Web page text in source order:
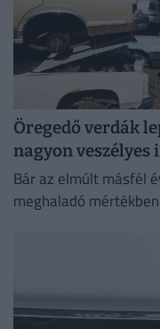
Öregedő verdák
nagyon veszélyes
Bár az elmúlt másfél
meghaladó